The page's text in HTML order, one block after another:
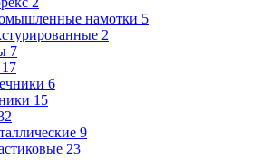
намотки 5
2
7
17
6
15
9
23